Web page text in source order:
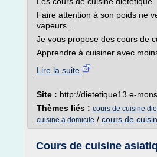
Faire attention à son poids ne
vapeurs...
Je vous propose des cours de
Apprendre à cuisiner avec
Lire la suite
Site : http://dietetique13.e-
Thèmes liés : cours de cuisine
cuisine a domicile / cours de
Cours de cuisine